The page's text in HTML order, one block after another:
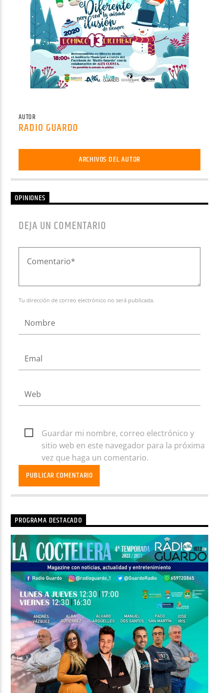
AUTOR
RADIO GUARDO
ARCHIVOS DEL AUTOR
OPINIONES
DEJA UN COMENTARIO
Tu dirección de correo electrónico no será publicada.
Guardar mi nombre, correo electrónico y
sitio web en este navegador para la próxima
vez que haga un comentario.
PROGRAMA DESTACADO